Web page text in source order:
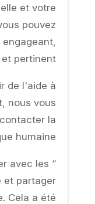
et votre
pouvez
pertinent.
de l'aide à
nous vous
la
humaine.
avec les
et partager
Cela a été